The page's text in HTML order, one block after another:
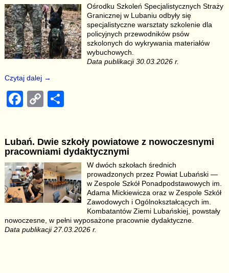
b
o
o
k
Li
n
k
Ośrodku Szkoleń Specjalistycznych Straży
Granicznej w Lubaniu odbyły się
specjalistyczne warsztaty szkolenie dla
policyjnych przewodników psów
szkolonych do wykrywania materiałów
wybuchowych.
Data publikacji 30.03.2026 r.
Czytaj dalej →
F
e
b
o
o
C
y
Li
n
k
e
Lubań. Dwie szkoły powiatowe z nowoczesnymi
pracowniami dydaktycznymi
W dwóch szkołach średnich
prowadzonych przez Powiat Lubański —
w Zespole Szkół Ponadpodstawowych im.
Adama Mickiewicza oraz w Zespole Szkół
Zawodowych i Ogólnokształcących im.
Kombatantów Ziemi Lubańskiej, powstały
nowoczesne, w pełni wyposażone pracownie dydaktyczne.
Data publikacji 27.03.2026 r.